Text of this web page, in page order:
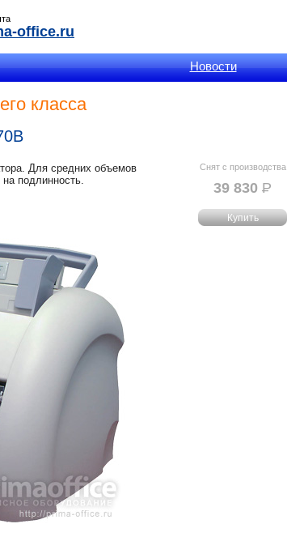
office.ru
Новости
класса
Для средних объемов
подлинность.
Снят с производства
39 830 РУБ.